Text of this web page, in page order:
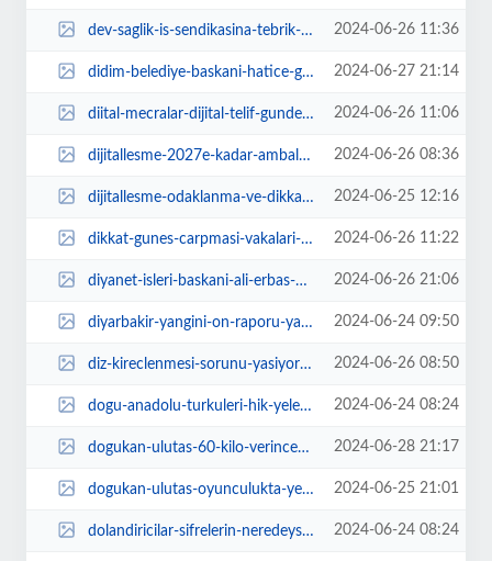
dev-saglik-is-sendikasina-tebrik-t9iYCwnw.jpeg 2024-06-26 11:36
didim-belediye-baskani-hatice-gencay-didim-belediyesi-tarafindan-efeler-mahal... 2024-06-27 21:14
diital-mecralar-dijital-telif-gundemiyle-toplandi-nRf8eLOT.jpg 2024-06-26 11:06
dijitallesme-2027e-kadar-ambalaj-sektorune-de-yayilacak-mVyL6XHj.jpg 2024-06-26 08:36
dijitallesme-odaklanma-ve-dikkat-suresini-azaltti-78XNgG8e.jpg 2024-06-25 12:16
dikkat-gunes-carpmasi-vakalari-artti-TWSeeDP8.jpg 2024-06-26 11:22
diyanet-isleri-baskani-ali-erbas-kulliyede-MyOGNQlf.jpg 2024-06-26 21:06
diyarbakir-yangini-on-raporu-yangin-elektrik-kaynakli-HthpsNjU.jpeg 2024-06-24 09:50
diz-kireclenmesi-sorunu-yasiyorsaniz-SDuG3VHl.jpg 2024-06-26 08:50
dogu-anadolu-turkuleri-hik-yeleriyle-eude-hayat-buldu-MPvm6B69.jpg 2024-06-24 08:24
dogukan-ulutas-60-kilo-verince-kendisini-gorenlerin-sok-oldugunu-soyledi-qlZg... 2024-06-28 21:17
dogukan-ulutas-oyunculukta-yeni-projelere-goz-kirpti-Hq1TAvdw.jpg 2024-06-25 21:01
dolandiricilar-sifrelerin-neredeyse-yarisini-bir-dakikadan-kisa-surede-kirabi... 2024-06-24 08:24